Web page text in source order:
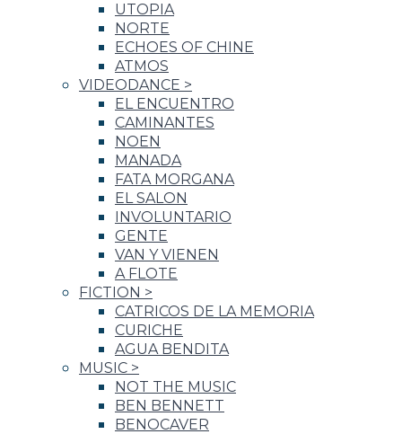
UTOPIA
NORTE
ECHOES OF CHINE
ATMOS
VIDEODANCE >
EL ENCUENTRO
CAMINANTES
NOEN
MANADA
FATA MORGANA
EL SALON
INVOLUNTARIO
GENTE
VAN Y VIENEN
A FLOTE
FICTION >
CATRICOS DE LA MEMORIA
CURICHE
AGUA BENDITA
MUSIC >
NOT THE MUSIC
BEN BENNETT
BENOCAVER